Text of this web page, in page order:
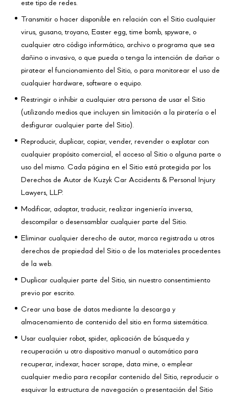
este tipo de redes.
Transmitir o hacer disponible en relación con el Sitio cualquier
virus, gusano, troyano, Easter egg, time bomb, spyware, o
cualquier otro código informático, archivo o programa que sea
dañino o invasivo, o que pueda o tenga la intención de dañar o
piratear el funcionamiento del Sitio, o para monitorear el uso de
cualquier hardware, software o equipo.
Restringir o inhibir a cualquier otra persona de usar el Sitio
(utilizando medios que incluyen sin limitación a la piratería o el
desfigurar cualquier parte del Sitio).
Reproducir, duplicar, copiar, vender, revender o explotar con
cualquier propósito comercial, el acceso al Sitio o alguna parte o
uso del mismo. Cada página en el Sitio está protegida por los
Derechos de Autor de Kuzyk Car Accidents & Personal Injury
Lawyers, LLP.
Modificar, adaptar, traducir, realizar ingeniería inversa,
descompilar o desensamblar cualquier parte del Sitio.
Eliminar cualquier derecho de autor, marca registrada u otros
derechos de propiedad del Sitio o de los materiales procedentes
de la web.
Duplicar cualquier parte del Sitio, sin nuestro consentimiento
previo por escrito.
Crear una base de datos mediante la descarga y
almacenamiento de contenido del sitio en forma sistemática.
Usar cualquier robot, spider, aplicación de búsqueda y
recuperación u otro dispositivo manual o automático para
recuperar, indexar, hacer scrape, data mine, o emplear
cualquier medio para recopilar contenido del Sitio, reproducir o
esquivar la estructura de navegación o presentación del Sitio